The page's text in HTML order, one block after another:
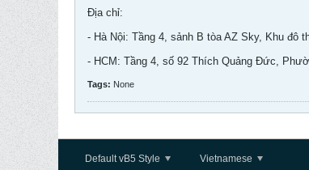
Địa chỉ:
- Hà Nội: Tầng 4, sảnh B tòa AZ Sky, Khu đô
- HCM: Tầng 4, số 92 Thích Quảng Đức,
Tags: None
Default vB5 Style Vietnamese